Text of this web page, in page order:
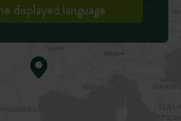
displayed language